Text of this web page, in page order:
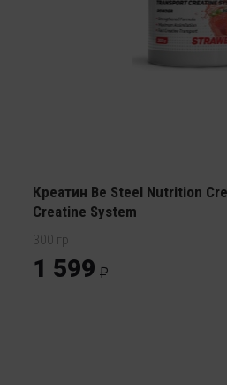
Креатин Be Steel Nutrition
Creatine System
300 гр
1 599